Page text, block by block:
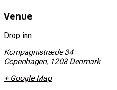
Venue
Drop inn
Kompagnistræde 34
Copenhagen, 1208 Denmark
+ Google Map